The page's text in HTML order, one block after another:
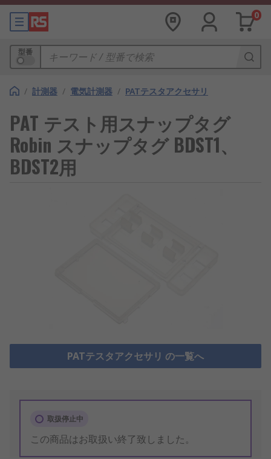
0
型番
/ 計測器 / 電気計測器 / PATテスタアクセサリ
PAT テスト用スナップタグ
Robin スナップタグ BDST1、
BDST2用
PATテスタアクセサリ の一覧へ
取扱停止中
この商品はお取扱い終了致しました。